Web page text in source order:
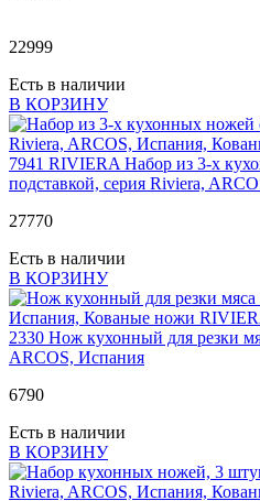
22999
Есть в наличии
В КОРЗИНУ
7941 RIVIERA Набор из 3-х
подставкой, серия Riviera,
27770
Есть в наличии
В КОРЗИНУ
2330 Нож кухонный для резки
ARCOS, Испания
6790
Есть в наличии
В КОРЗИНУ